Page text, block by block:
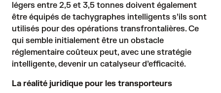
légers entre 2,5 et 3,5 tonnes doivent également
être équipés de tachygraphes intelligents s’ils sont
utilisés pour des opérations transfrontalières. Ce
qui semble initialement être un obstacle
réglementaire coûteux peut, avec une stratégie
intelligente, devenir un catalyseur d’efficacité.
La réalité juridique pour les transporteurs